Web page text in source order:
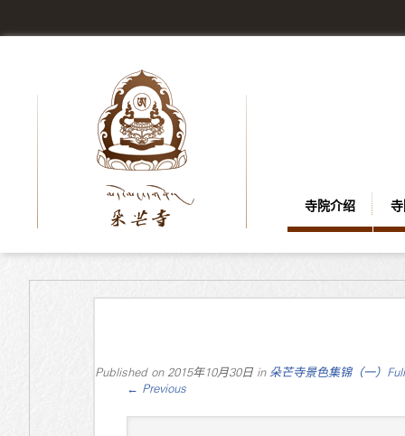
寺院介绍
Published on 2015年10月30日in 朵芒寺景色集锦（一）
← Previous